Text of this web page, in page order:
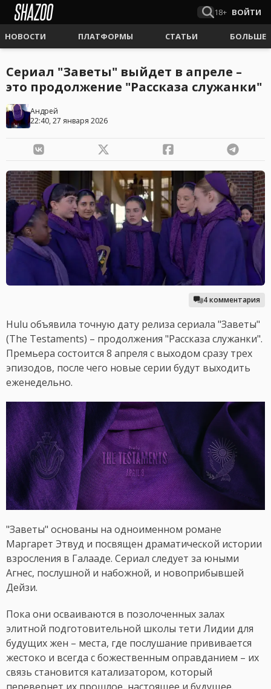
18+ ВОЙТИ
НОВОСТИ ПЛАТФОРМЫ СТАТЬИ БОЛЬШЕ
Сериал "Заветы" выйдет в апреле –
это продолжение "Рассказа служанки"
Андрей
22:40, 27 января 2026
4 комментария
Hulu объявила точную дату релиза сериала "Заветы"
(The Testaments) – продолжения "Рассказа служанки".
Премьера состоится 8 апреля с выходом сразу трех
эпизодов, после чего новые серии будут выходить
еженедельно.
"Заветы" основаны на одноименном романе
Маргарет Этвуд и посвящен драматической истории
взросления в Галааде. Сериал следует за юными
Агнес, послушной и набожной, и новоприбывшей
Дейзи.
Пока они осваиваются в позолоченных залах
элитной подготовительной школы тети Лидии для
будущих жен – места, где послушание прививается
жестоко и всегда с божественным оправданием – их
связь становится катализатором, который
перевернет их прошлое, настоящее и будущее.